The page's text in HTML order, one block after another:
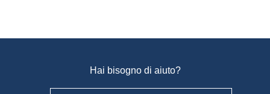
Hai bisogno di aiuto?